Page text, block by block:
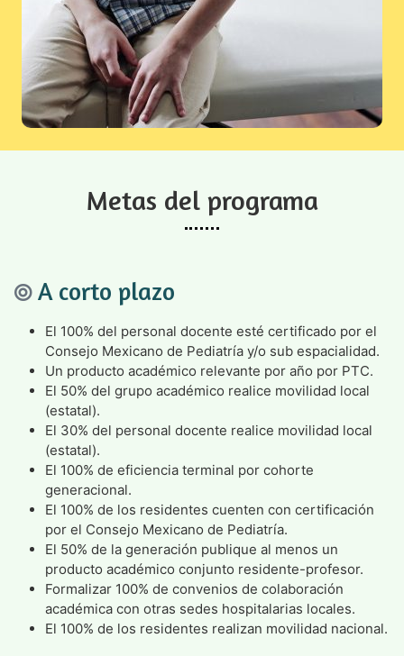
Metas del programa
A corto plazo
El 100% del personal docente esté certificado por el
Consejo Mexicano de Pediatría y/o sub espacialidad.
Un producto académico relevante por año por PTC.
El 50% del grupo académico realice movilidad local
(estatal).
El 30% del personal docente realice movilidad local
(estatal).
El 100% de eficiencia terminal por cohorte
generacional.
El 100% de los residentes cuenten con certificación
por el Consejo Mexicano de Pediatría.
El 50% de la generación publique al menos un
producto académico conjunto residente-profesor.
Formalizar 100% de convenios de colaboración
académica con otras sedes hospitalarias locales.
El 100% de los residentes realizan movilidad nacional.